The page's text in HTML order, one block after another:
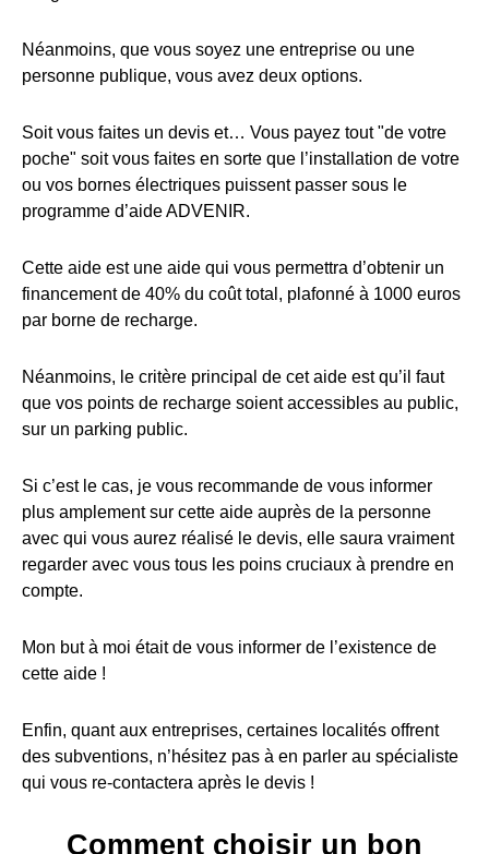
Néanmoins, que vous soyez une entreprise ou une
personne publique, vous avez deux options.
Soit vous faites un devis et… Vous payez tout "de votre
poche" soit vous faites en sorte que l’installation de votre
ou vos bornes électriques puissent passer sous le
programme d’aide ADVENIR.
Cette aide est une aide qui vous permettra d’obtenir un
financement de 40% du coût total, plafonné à 1000 euros
par borne de recharge.
Néanmoins, le critère principal de cet aide est qu’il faut
que vos points de recharge soient accessibles au public,
sur un parking public.
Si c’est le cas, je vous recommande de vous informer
plus amplement sur cette aide auprès de la personne
avec qui vous aurez réalisé le devis, elle saura vraiment
regarder avec vous tous les poins cruciaux à prendre en
compte.
Mon but à moi était de vous informer de l’existence de
cette aide !
Enfin, quant aux entreprises, certaines localités offrent
des subventions, n’hésitez pas à en parler au spécialiste
qui vous re-contactera après le devis !
Comment choisir un bon